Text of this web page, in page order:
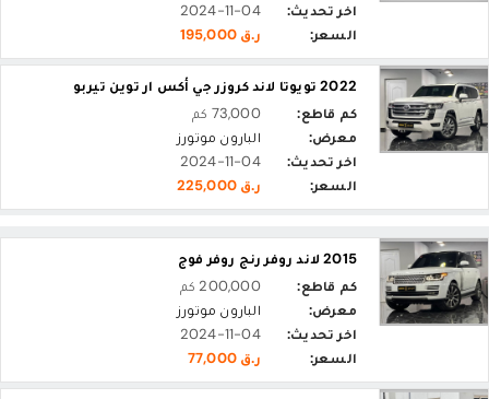
اخر تحديث:
2024-11-04
السعر:
ر.ق 195,000
2022 تويوتا لاند كروزر جي أكس ار توين تيربو
كم قاطع:
73,000 كم
معرض:
البارون موتورز
اخر تحديث:
2024-11-04
السعر:
ر.ق 225,000
2015 لاند روفر رنج روفر فوج
كم قاطع:
200,000 كم
معرض:
البارون موتورز
اخر تحديث:
2024-11-04
السعر:
ر.ق 77,000